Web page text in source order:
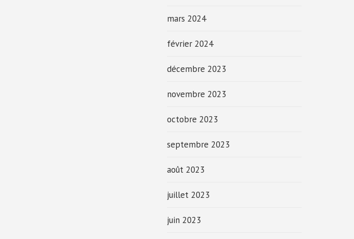
mars 2024
février 2024
décembre 2023
novembre 2023
octobre 2023
septembre 2023
août 2023
juillet 2023
juin 2023